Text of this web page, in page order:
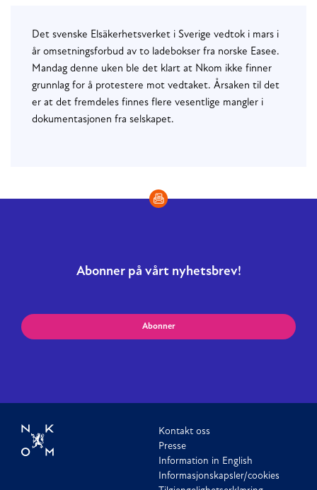
Det svenske Elsäkerhetsverket i Sverige vedtok i mars i
år omsetningsforbud av to ladebokser fra norske Easee.
Mandag denne uken ble det klart at Nkom ikke finner
grunnlag for å protestere mot vedtaket. Årsaken til det
er at det fremdeles finnes flere vesentlige mangler i
dokumentasjonen fra selskapet.
Abonner på vårt nyhetsbrev!
Abonner
Kontakt oss
Presse
Information in English
Informasjonskapsler/cookies